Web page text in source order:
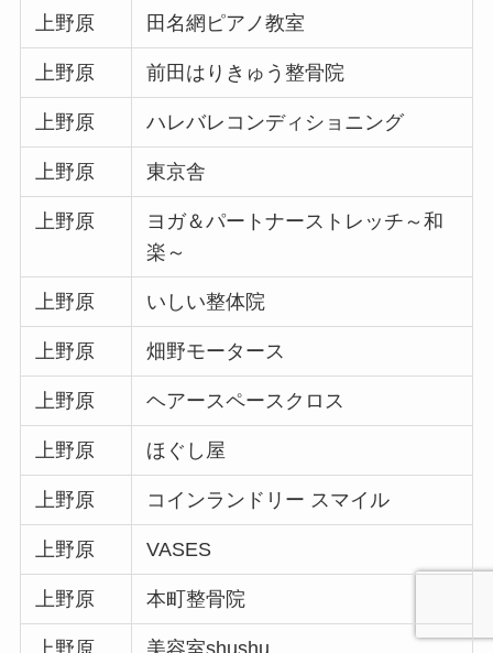
上野原 田名網ピアノ教室
上野原 前田はりきゅう整骨院
上野原 ハレバレコンディショニング
上野原 東京舎
上野原
ヨガ＆パートナーストレッチ～和
楽～
上野原 いしい整体院
上野原 畑野モータース
上野原 ヘアースペースクロス
上野原 ほぐし屋
上野原 コインランドリー スマイル
上野原 VASES
上野原 本町整骨院
上野原 美容室shushu